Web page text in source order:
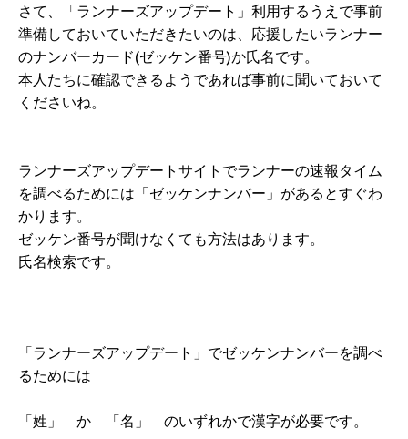
さて、「ランナーズアップデート」利用するうえで事前
準備しておいていただきたいのは、応援したいランナー
のナンバーカード(ゼッケン番号)か氏名です。
本人たちに確認できるようであれば事前に聞いておいて
くださいね。
ランナーズアップデートサイトでランナーの速報タイム
を調べるためには「ゼッケンナンバー」があるとすぐわ
かります。
ゼッケン番号が聞けなくても方法はあります。
氏名検索です。
「ランナーズアップデート」でゼッケンナンバーを調べ
るためには
「姓」 か 「名」 のいずれかで漢字が必要です。